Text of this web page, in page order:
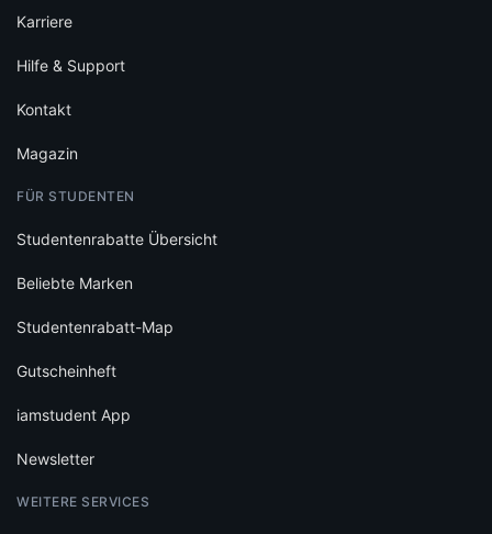
Karriere
Hilfe & Support
Kontakt
Magazin
FÜR STUDENTEN
Studentenrabatte Übersicht
Beliebte Marken
Studentenrabatt-Map
Gutscheinheft
iamstudent App
Newsletter
WEITERE SERVICES